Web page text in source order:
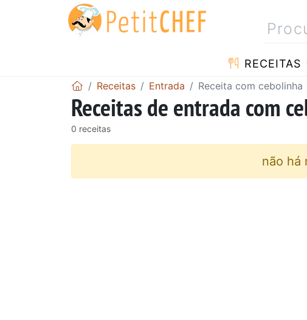
RECEITAS
Receitas Entrada Receita com cebolinha
Receitas de entrada com
0 receitas
não há